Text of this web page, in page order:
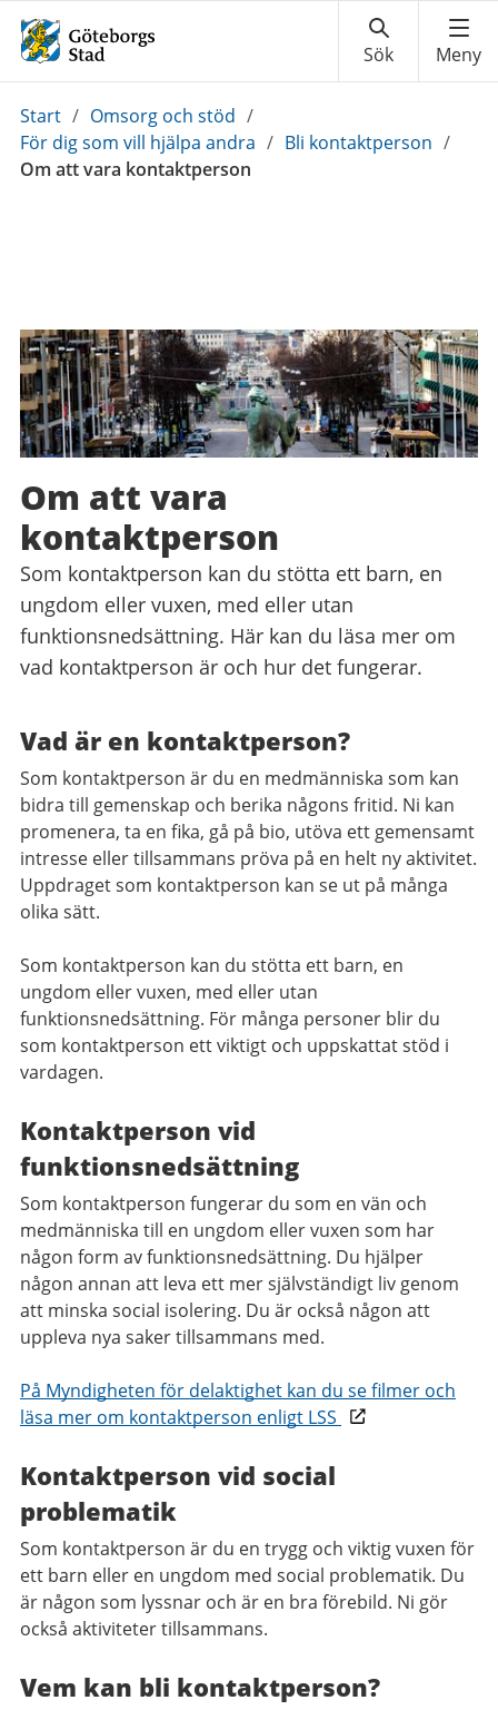
Du
är
här:
Start / Omsorg och stöd /
För dig som vill hjälpa andra / Bli kontaktperson /
Om att vara kontaktperson
Om att vara
kontaktperson
Som kontaktperson kan du stötta ett barn, en
ungdom eller vuxen, med eller utan
funktionsnedsättning. Här kan du läsa mer om
vad kontaktperson är och hur det fungerar.
Vad är en kontaktperson?
Som kontaktperson är du en medmänniska som kan
bidra till gemenskap och berika någons fritid. Ni kan
promenera, ta en fika, gå på bio, utöva ett gemensamt
intresse eller tillsammans pröva på en helt ny aktivitet.
Uppdraget som kontaktperson kan se ut på många
olika sätt.
Som kontaktperson kan du stötta ett barn, en
ungdom eller vuxen, med eller utan
funktionsnedsättning. För många personer blir du
som kontaktperson ett viktigt och uppskattat stöd i
vardagen.
Kontaktperson vid
funktionsnedsättning
Som kontaktperson fungerar du som en vän och
medmänniska till en ungdom eller vuxen som har
någon form av funktionsnedsättning. Du hjälper
någon annan att leva ett mer självständigt liv genom
att minska social isolering. Du är också någon att
uppleva nya saker tillsammans med.
På Myndigheten för delaktighet kan du se filmer och
läsa mer om kontaktperson enligt LSS
Kontaktperson vid social
problematik
Som kontaktperson är du en trygg och viktig vuxen för
ett barn eller en ungdom med social problematik. Du
är någon som lyssnar och är en bra förebild. Ni gör
också aktiviteter tillsammans.
Vem kan bli kontaktperson?